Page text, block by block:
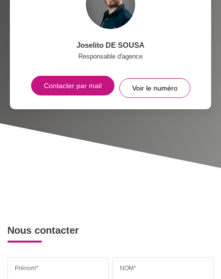
Joselito DE SOUSA
Responsable d'agence
Contacter par mail Voir le numéro
Nous contacter
Prénom* NOM*